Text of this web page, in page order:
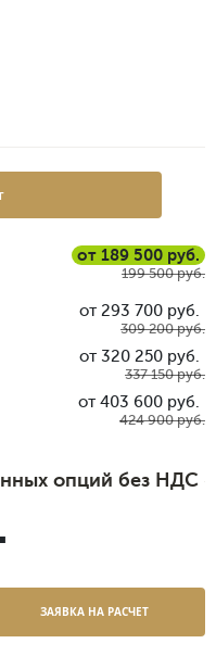
от 189 500 руб.
199 500 руб.
от 293 700 руб.
309 200 руб.
от 320 250 руб.
337 150 руб.
от 403 600 руб.
424 900 руб.
опций без НДС
ЗАЯВКА НА РАСЧЕТ